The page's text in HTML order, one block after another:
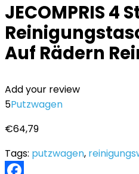
JECOMPRIS
Auf Rädern
Add your review
5Putzwagen
€64,79
Tags: putzwagen,